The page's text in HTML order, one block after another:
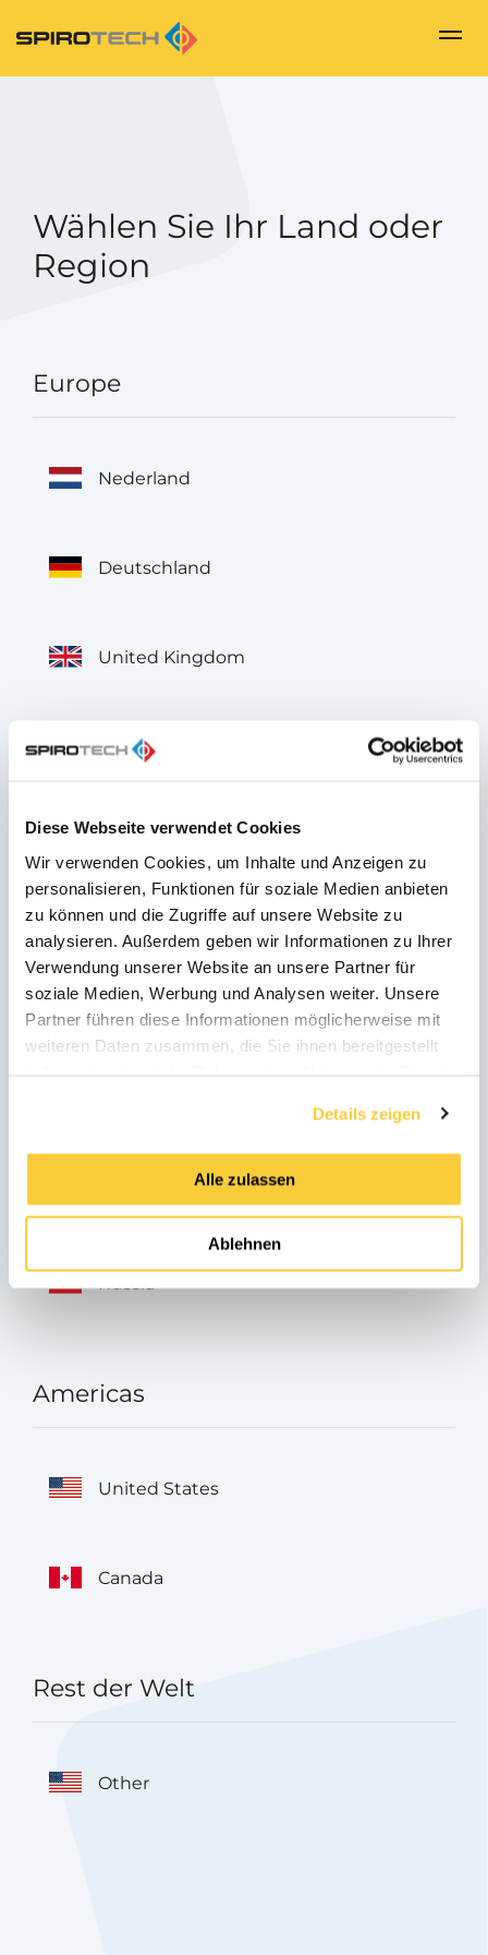
Diese Webseite verwendet Cookies
Wir verwenden Cookies, um Inhalte und Anzeigen zu
personalisieren, Funktionen für soziale Medien anbieten
zu können und die Zugriffe auf unsere Website zu
analysieren. Außerdem geben wir Informationen zu Ihrer
Verwendung unserer Website an unsere Partner für
soziale Medien, Werbung und Analysen weiter. Unsere
Partner führen diese Informationen möglicherweise mit
weiteren Daten zusammen, die Sie ihnen bereitgestellt
Details zeigen
Alle zulassen
Ablehnen
Wählen Sie Ihr Land oder
Region
Europe
Nederland
Deutschland
United Kingdom
België
Belgique
France
Italia
Russia
Americas
United States
Canada
Rest der Welt
Other